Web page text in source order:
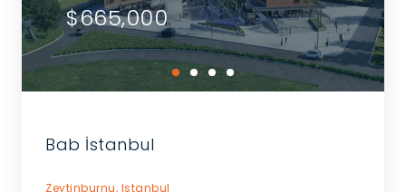
$665,000
Bab İstanbul
Zeytinburnu, Istanbul